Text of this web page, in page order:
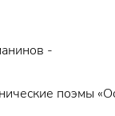
-
поэмы